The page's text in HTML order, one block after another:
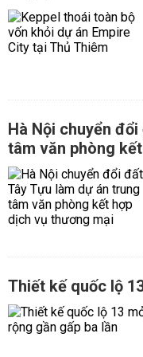
Hà Nội chuyển
tâm văn phòng
Thiết kế quốc lộ